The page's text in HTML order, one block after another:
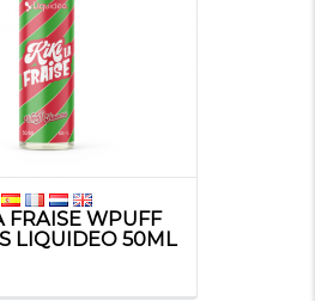
FRAISE WPUFF
LIQUIDEO 50ML